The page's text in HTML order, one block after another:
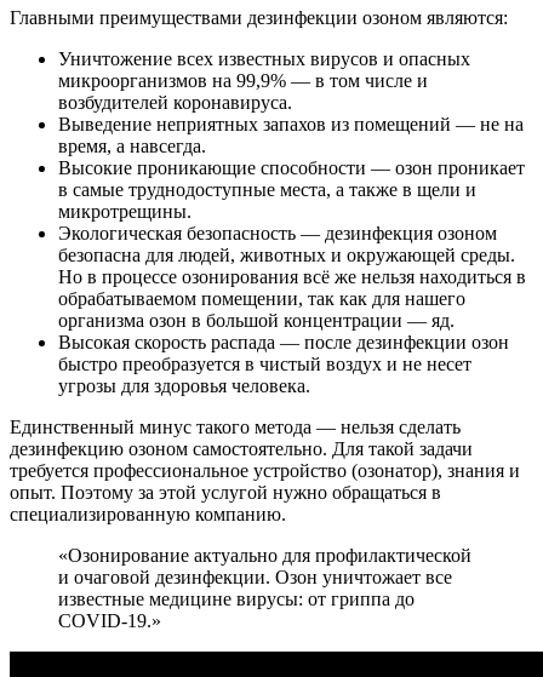
Главными преимуществами дезинфекции озоном являются:
Уничтожение всех известных вирусов и опасных
микроорганизмов на 99,9% — в том числе и
возбудителей коронавируса.
Выведение неприятных запахов из помещений — не на
время, а навсегда.
Высокие проникающие способности — озон проникает
в самые труднодоступные места, а также в щели и
микротрещины.
Экологическая безопасность — дезинфекция озоном
безопасна для людей, животных и окружающей среды.
Но в процессе озонирования всё же нельзя находиться в
обрабатываемом помещении, так как для нашего
организма озон в большой концентрации — яд.
Высокая скорость распада — после дезинфекции озон
быстро преобразуется в чистый воздух и не несет
угрозы для здоровья человека.
Единственный минус такого метода — нельзя сделать
дезинфекцию озоном самостоятельно. Для такой задачи
требуется профессиональное устройство (озонатор), знания и
опыт. Поэтому за этой услугой нужно обращаться в
специализированную компанию.
«Озонирование актуально для профилактической
и очаговой дезинфекции. Озон уничтожает все
известные медицине вирусы: от гриппа до
COVID-19.»